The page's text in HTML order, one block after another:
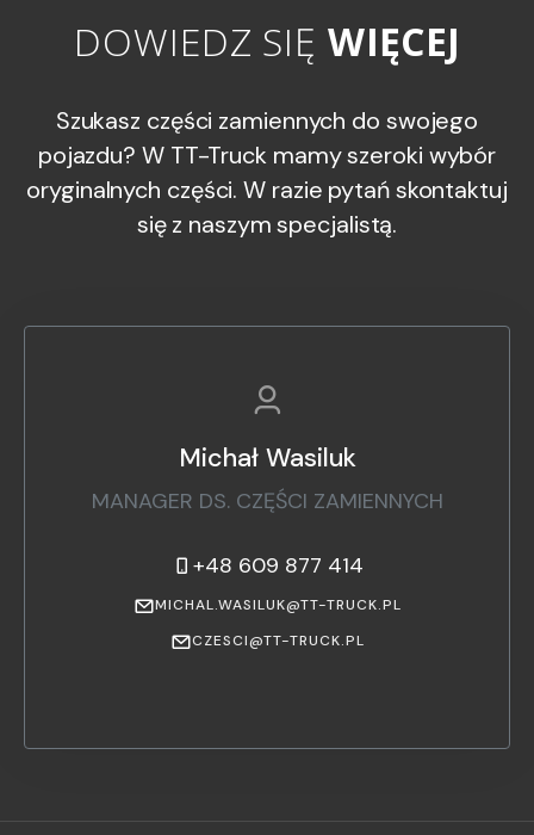
DOWIEDZ SIĘWIĘCEJ
DOWIEDZ SIĘ WIĘCEJ
Szukasz części zamiennych do swojego
pojazdu? W TT-Truck mamy szeroki wybór
oryginalnych części. W razie pytań skontaktuj
się z naszym specjalistą.
Michał Wasiluk
MANAGER DS. CZĘŚCI ZAMIENNYCH
+48 609 877 414
MICHAL.WASILUK@TT-TRUCK.PL
CZESCI@TT-TRUCK.PL